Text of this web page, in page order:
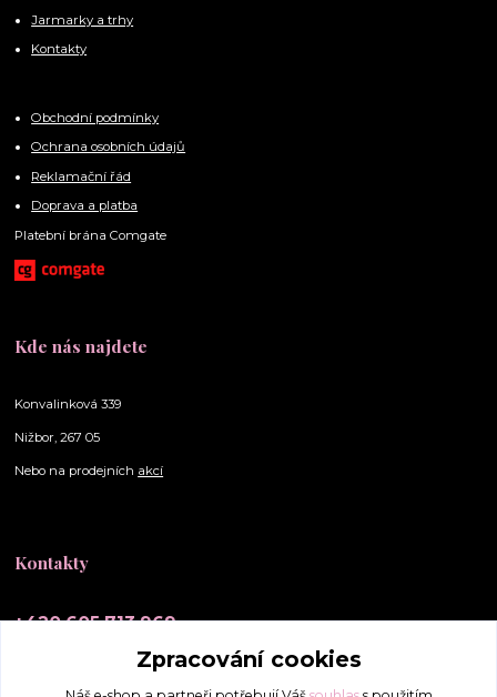
Jarmarky a trhy
Kontakty
Obchodní podmínky
Ochrana osobních údajů
Reklamační řád
Doprava a platba
Platební brána Comgate
Kde nás najdete
Konvalinková 339
Nižbor, 267 05
Nebo na prodejních akcí
Kontakty
+420 605 713 969
Zpracování cookies